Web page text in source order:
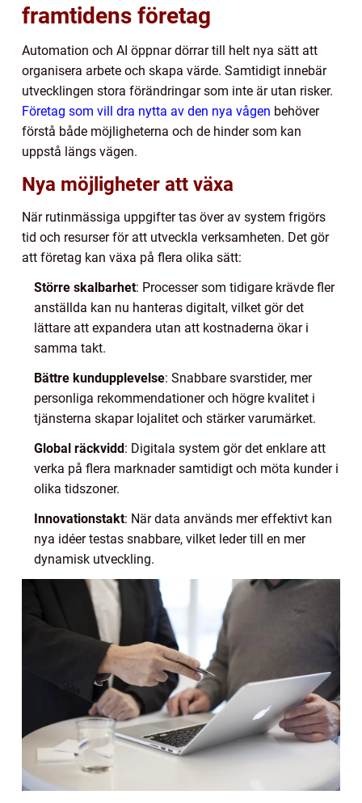
framtidens företag
Automation och AI öppnar dörrar till helt nya sätt att
organisera arbete och skapa värde. Samtidigt innebär
utvecklingen stora förändringar som inte är utan risker.
Företag som vill dra nytta av den nya vågen behöver
förstå både möjligheterna och de hinder som kan
uppstå längs vägen.
Nya möjligheter att växa
När rutinmässiga uppgifter tas över av system frigörs
tid och resurser för att utveckla verksamheten. Det gör
att företag kan växa på flera olika sätt:
Större skalbarhet: Processer som tidigare krävde fler
anställda kan nu hanteras digitalt, vilket gör det
lättare att expandera utan att kostnaderna ökar i
samma takt.
Bättre kundupplevelse: Snabbare svarstider, mer
personliga rekommendationer och högre kvalitet i
tjänsterna skapar lojalitet och stärker varumärket.
Global räckvidd: Digitala system gör det enklare att
verka på flera marknader samtidigt och möta kunder i
olika tidszoner.
Innovationstakt: När data används mer effektivt kan
nya idéer testas snabbare, vilket leder till en mer
dynamisk utveckling.